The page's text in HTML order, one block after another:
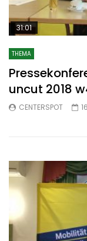
31:01
THEMA
uncut 2018
CENTERSPOT